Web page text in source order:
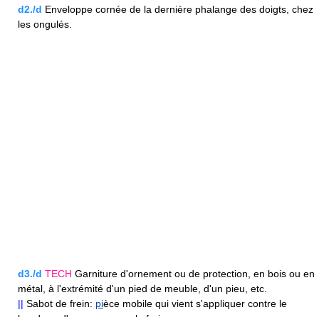
d2./d Enveloppe cornée de la dernière phalange des doigts, chez
les ongulés.
d3./d TECH Garniture d'ornement ou de protection, en bois ou en
métal, à l'extrémité d'un pied de meuble, d'un pieu, etc.
|| Sabot de frein: pièce mobile qui vient s'appliquer contre le